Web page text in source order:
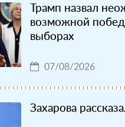
Трамп назвал
возможной
выборах
07/08/2026
Захарова